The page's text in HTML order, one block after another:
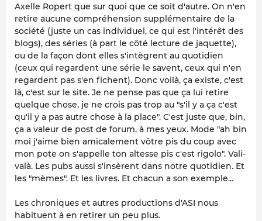
Axelle Ropert que sur quoi que ce soit d'autre. On n'en
retire aucune compréhension supplémentaire de la
société (juste un cas individuel, ce qui est l'intérêt des
blogs), des séries (à part le côté lecture de jaquette),
ou de la façon dont elles s'intègrent au quotidien
(ceux qui regardent une série le savent, ceux qui n'en
regardent pas s'en fichent). Donc voilà, ça existe, c'est
là, c'est sur le site. Je ne pense pas que ça lui retire
quelque chose, je ne crois pas trop au "s'il y a ça c'est
qu'il y a pas autre chose à la place". C'est juste que, bin,
ça a valeur de post de forum, à mes yeux. Mode "ah bin
moi j'aime bien amicalement vôtre pis du coup avec
mon pote on s'appelle ton altesse pis c'est rigolo". Vali-
valà. Les pubs aussi s'insèrent dans notre quotidien. Et
les "mèmes". Et les livres. Et chacun a son exemple...
Les chroniques et autres productions d'ASI nous
habituent à en retirer un peu plus.